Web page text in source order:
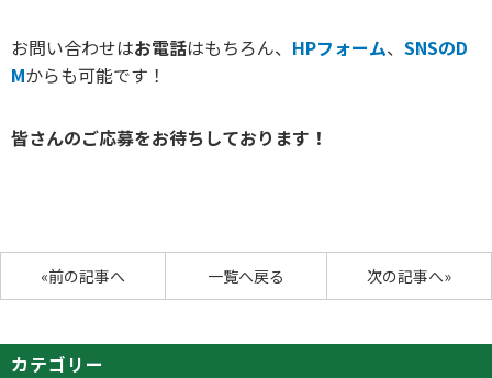
お問い合わせはお電話はもちろん、 HPフォーム、 SNSのD
Mからも可能です！
皆さんのご応募をお待ちしております！
«前の記事へ 次の記事へ»
一覧へ戻る
カテゴリー